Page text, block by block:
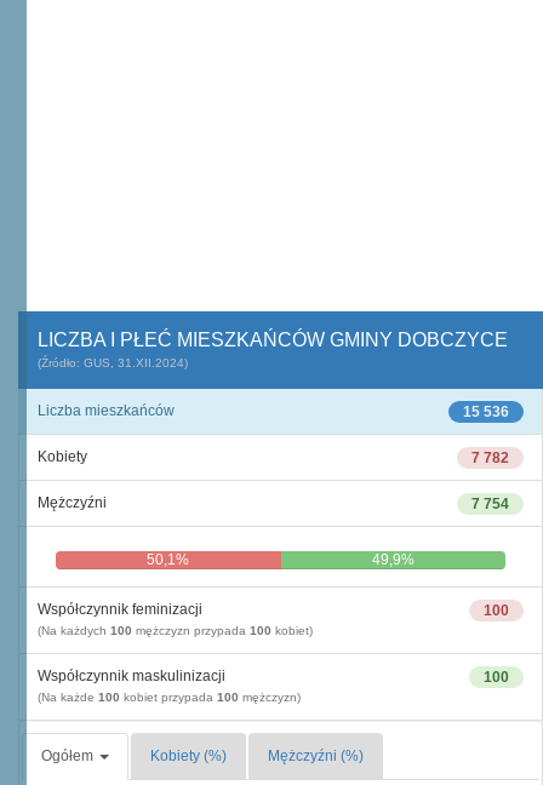
LICZBA I PŁEĆ MIESZKAŃCÓW GMINY DOBCZYCE
(Źródło: GUS, 31.XII.2024)
15 536
Liczba mieszkańców
7 782
Kobiety
7 754
Mężczyźni
50,1% 49,9%
100
Współczynnik feminizacji
(Na każdych 100 mężczyzn przypada 100 kobiet)
100
Współczynnik maskulinizacji
(Na każde 100 kobiet przypada 100 mężczyzn)
Ogółem Kobiety (%) Mężczyźni (%)